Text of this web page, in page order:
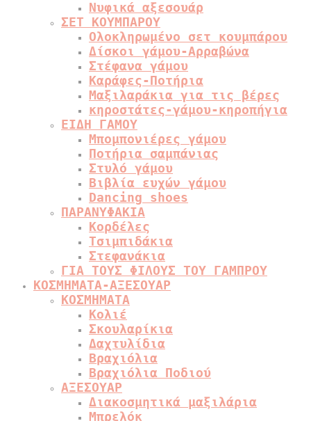
Νυφικά αξεσουάρ
ΣΕΤ ΚΟΥΜΠΑΡΟΥ
Ολοκληρωμένο σετ κουμπάρου
Δίσκοι γάμου-Αρραβώνα
Στέφανα γάμου
Καράφες-Ποτήρια
Μαξιλαράκια για τις βέρες
κηροστάτες-γάμου-κηροπήγια
ΕΙΔΗ ΓΑΜΟΥ
Μπομπονιέρες γάμου
Ποτήρια σαμπάνιας
Στυλό γάμου
Βιβλία ευχών γάμου
Dancing shoes
ΠΑΡΑΝΥΦΑΚΙΑ
Κορδέλες
Τσιμπιδάκια
Στεφανάκια
ΓΙΑ ΤΟΥΣ ΦΙΛΟΥΣ ΤΟΥ ΓΑΜΠΡΟΥ
ΚΟΣΜΗΜΑΤΑ-ΑΞΕΣΟΥΑΡ
ΚΟΣΜΗΜΑΤΑ
Κολιέ
Σκουλαρίκια
Δαχτυλίδια
Βραχιόλια
Βραχιόλια Ποδιού
ΑΞΕΣΟΥΑΡ
Διακοσμητικά μαξιλάρια
Μπρελόκ